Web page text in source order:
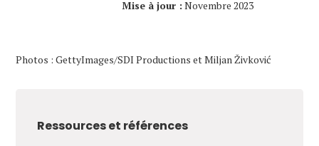
Mise à jour : Novembre 2023
Photos : GettyImages/SDI Productions et Miljan Živković
Ressources et références